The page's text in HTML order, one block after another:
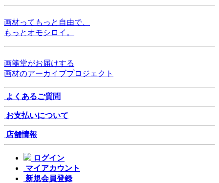
画材ってもっと自由で、
もっとオモシロイ。
画箋堂がお届けする
画材のアーカイブプロジェクト
よくあるご質問
お支払いについて
店舗情報
ログイン
マイアカウント
新規会員登録